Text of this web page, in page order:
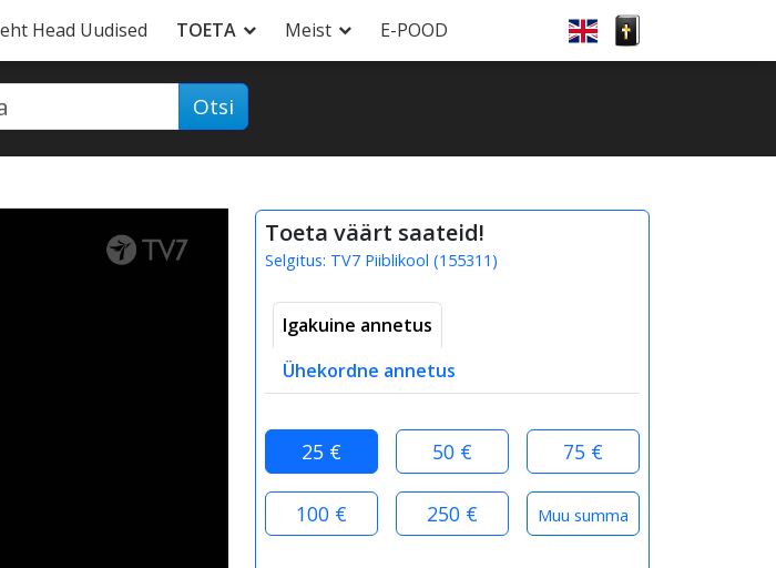
Head Uudised TOETA Meist E-POOD
Otsi
Toeta väärt saateid!
Selgitus: TV7 Piiblikool (155311 )
Igakuine annetus
Ühekordne annetus
25 € 50 € 75 €
100 € 250 €